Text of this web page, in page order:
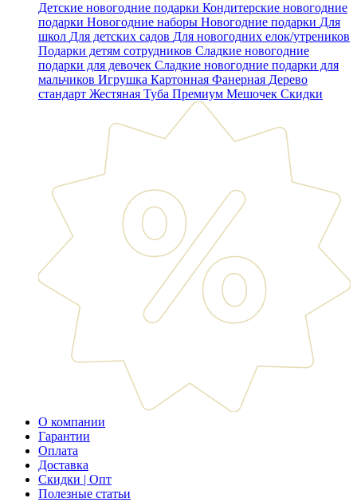
Детские новогодние подарки Кондитерские новогодние
подарки Новогодние наборы Новогодние подарки Для
школ Для детских садов Для новогодних елок/утреников
Подарки детям сотрудников Сладкие новогодние
подарки для девочек Сладкие новогодние подарки для
мальчиков Игрушка Картонная Фанерная Дерево
стандарт Жестяная Туба Премиум Мешочек Скидки
О компании
Гарантии
Оплата
Доставка
Скидки | Опт
Полезные статьи